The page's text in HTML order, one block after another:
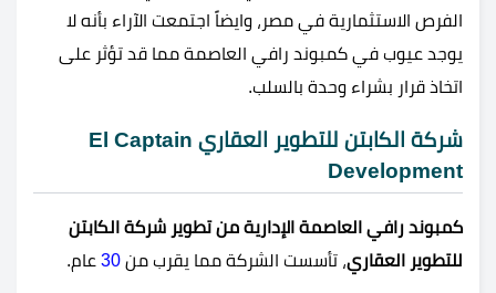
الفرص الاستثمارية في مصر، وايضاً اجتمعت الآراء بأنه لا
يوجد عيوب في كمبوند رافي العاصمة مما قد تؤثر على
اتخاذ قرار بشراء وحدة بالسلب.
شركة الكابتن للتطوير العقاري El Captain
Development
كمبوند رافي العاصمة الإدارية من تطوير شركة الكابتن
للتطوير العقاري، تأسست الشركة مما يقرب من 30 عام.